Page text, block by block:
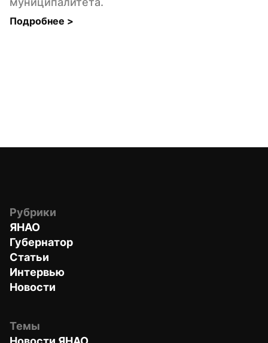
Подробнее >
Рубрики
ЯНАО
Губернатор
Статьи
Интервью
Новости
Темы